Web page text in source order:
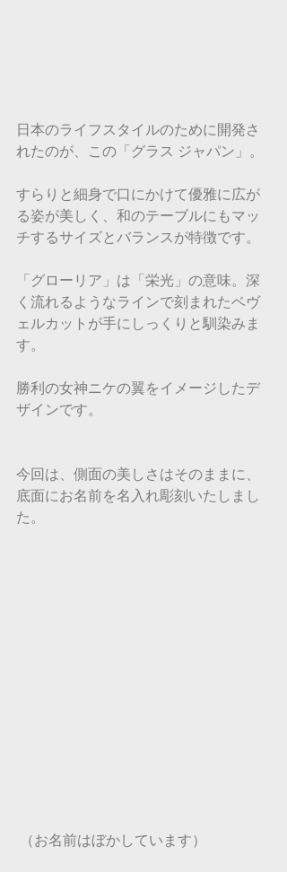
日本のライフスタイルのために開発さ
れたのが、この「グラス ジャパン」。
すらりと細身で口にかけて優雅に広が
る姿が美しく、和のテーブルにもマッ
チするサイズとバランスが特徴です。
「グローリア」は「栄光」の意味。深
く流れるようなラインで刻まれたベヴ
ェルカットが手にしっくりと馴染みま
す。
勝利の女神ニケの翼をイメージしたデ
ザインです。
今回は、側面の美しさはそのままに、
底面にお名前を名入れ彫刻いたしまし
た。
（お名前はぼかしています）